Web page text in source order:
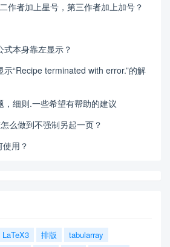
作者加上星号，第三作者加上加号？
式本身靠左显示？
示“Recipe terminated with error.”的解
，细则.一些希望有帮助的建议
么做到不强制另起一页？
用？
LaTeX3 排版
tabularray